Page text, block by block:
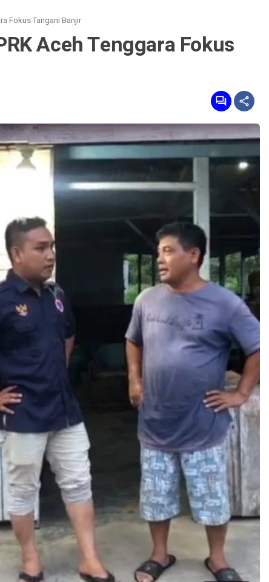
Fokus Tangani Banjir
Aceh Tenggara Fokus